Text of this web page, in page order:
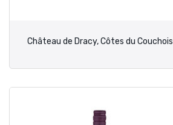
Château de Dracy, Côtes du Couchois